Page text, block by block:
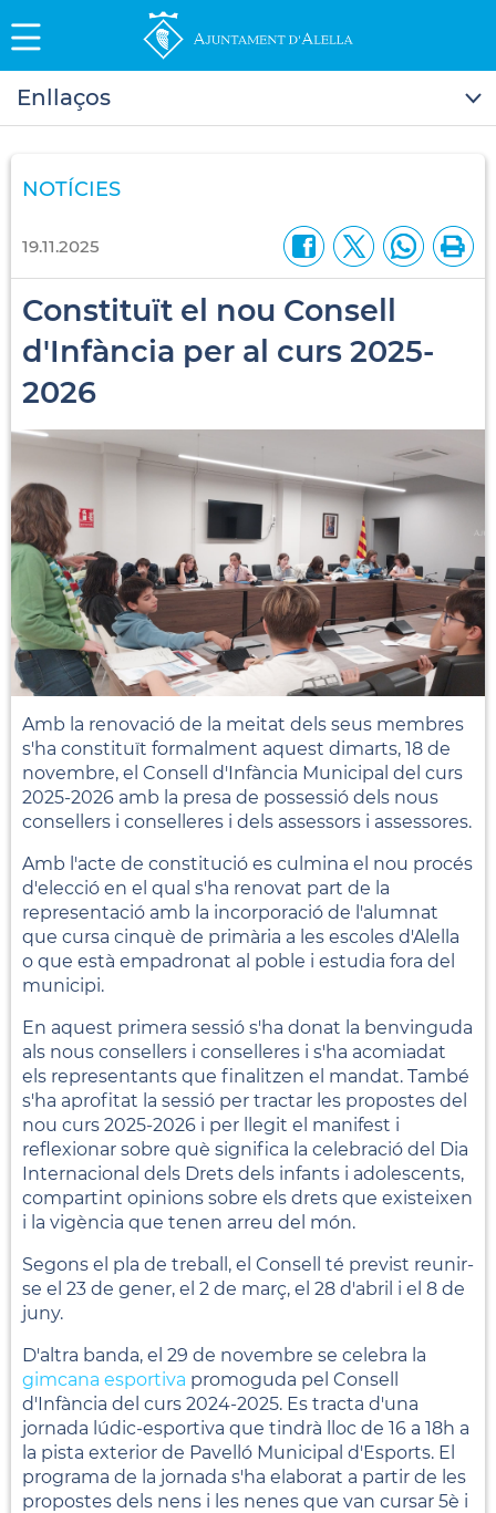
Enllaços
NOTÍCIES
19.11.2025
Constituït el nou Consell
d'Infància per al curs 2025-
2026
Amb la renovació de la meitat dels seus membres
s'ha constituït formalment aquest dimarts, 18 de
novembre, el Consell d'Infància Municipal del curs
2025-2026 amb la presa de possessió dels nous
consellers i conselleres i dels assessors i assessores.
Amb l'acte de constitució es culmina el nou procés
d'elecció en el qual s'ha renovat part de la
representació amb la incorporació de l'alumnat
que cursa cinquè de primària a les escoles d'Alella
o que està empadronat al poble i estudia fora del
municipi.
En aquest primera sessió s'ha donat la benvinguda
als nous consellers i conselleres i s'ha acomiadat
els representants que finalitzen el mandat. També
s'ha aprofitat la sessió per tractar les propostes del
nou curs 2025-2026 i per llegit el manifest i
reflexionar sobre què significa la celebració del Dia
Internacional dels Drets dels infants i adolescents,
compartint opinions sobre els drets que existeixen
i la vigència que tenen arreu del món.
Segons el pla de treball, el Consell té previst reunir-
se el 23 de gener, el 2 de març, el 28 d'abril i el 8 de
juny.
D'altra banda, el 29 de novembre se celebra la
gimcana esportiva promoguda pel Consell
d'Infància del curs 2024-2025. Es tracta d'una
jornada lúdic-esportiva que tindrà lloc de 16 a 18h a
la pista exterior de Pavelló Municipal d'Esports. El
programa de la jornada s'ha elaborat a partir de les
propostes dels nens i les nenes que van cursar 5è i